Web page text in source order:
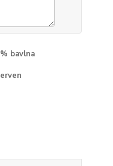
bavlna